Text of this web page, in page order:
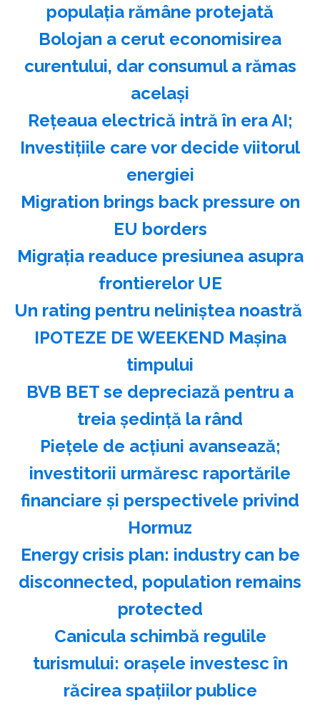
populaţia rămâne protejată
Bolojan a cerut economisirea
curentului, dar consumul a rămas
acelaşi
Reţeaua electrică intră în era AI;
Investiţiile care vor decide viitorul
energiei
Migration brings back pressure on
EU borders
Migraţia readuce presiunea asupra
frontierelor UE
Un rating pentru neliniştea noastră
IPOTEZE DE WEEKEND Maşina
timpului
BVB BET se depreciază pentru a
treia şedinţă la rând
Pieţele de acţiuni avansează;
investitorii urmăresc raportările
financiare şi perspectivele privind
Hormuz
Energy crisis plan: industry can be
disconnected, population remains
protected
Canicula schimbă regulile
turismului: oraşele investesc în
răcirea spaţiilor publice